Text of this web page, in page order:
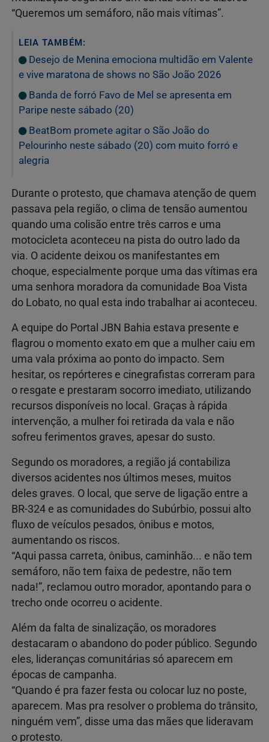
“Queremos um semáforo, não mais vítimas”.
LEIA TAMBÉM:
Desejo de Menina emociona multidão em Valente
e vive maratona de shows no São João 2026
Banda de forró Favo de Mel se apresenta em
Paripe neste sábado (20)
BeatBom promete agitar o São João do
Pelourinho neste sábado (20) com muito forró e
alegria
Durante o protesto, que chamava atenção de quem
passava pela região, o clima de tensão aumentou
quando uma colisão entre três carros e uma
motocicleta aconteceu na pista do outro lado da
via. O acidente deixou os manifestantes em
choque, especialmente porque uma das vítimas era
uma senhora moradora da comunidade Boa Vista
do Lobato, no qual esta indo trabalhar ai aconteceu.
A equipe do Portal JBN Bahia estava presente e
flagrou o momento exato em que a mulher caiu em
uma vala próxima ao ponto do impacto. Sem
hesitar, os repórteres e cinegrafistas correram para
o resgate e prestaram socorro imediato, utilizando
recursos disponíveis no local. Graças à rápida
intervenção, a mulher foi retirada da vala e não
sofreu ferimentos graves, apesar do susto.
Segundo os moradores, a região já contabiliza
diversos acidentes nos últimos meses, muitos
deles graves. O local, que serve de ligação entre a
BR-324 e as comunidades do Subúrbio, possui alto
fluxo de veículos pesados, ônibus e motos,
aumentando os riscos.
“Aqui passa carreta, ônibus, caminhão... e não tem
semáforo, não tem faixa de pedestre, não tem
nada!”, reclamou outro morador, apontando para o
trecho onde ocorreu o acidente.
Além da falta de sinalização, os moradores
destacaram o abandono do poder público. Segundo
eles, lideranças comunitárias só aparecem em
épocas de campanha.
“Quando é pra fazer festa ou colocar luz no poste,
aparecem. Mas pra resolver o problema do trânsito,
ninguém vem”, disse uma das mães que lideravam
o protesto.